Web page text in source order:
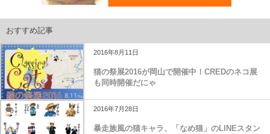
おすすめ記事
2016年8月11日
猫の祭展2016が岡山で開催中！CREDのネコ展
も同時開催だにゃ
2016年7月28日
暴走族風の猫キャラ、「なめ猫」のLINEスタン